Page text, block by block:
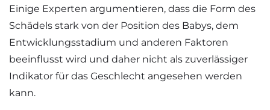
Einige Experten argumentieren, dass die Form des
Schädels stark von der Position des Babys, dem
Entwicklungsstadium und anderen Faktoren
beeinflusst wird und daher nicht als zuverlässiger
Indikator für das Geschlecht angesehen werden
kann.